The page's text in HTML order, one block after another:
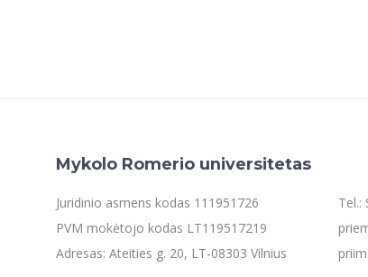
Mykolo Romerio universitetas
Juridinio asmens kodas 111951726
PVM mokėtojo kodas LT119517219
Adresas: Ateities g. 20, LT-08303 Vilnius
Tel.: